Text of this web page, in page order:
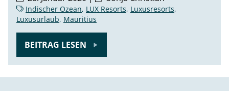
Indischer Ozean, LUX Resorts, Luxusresorts,
Luxusurlaub, Mauritius
BEITRAG LESEN